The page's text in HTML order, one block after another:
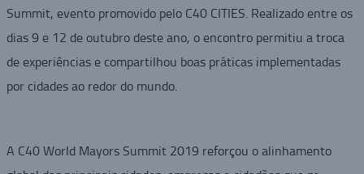
Summit, evento promovido pelo C40 CITIES. Realizado entre os
dias 9 e 12 de outubro deste ano, o encontro permitiu a troca
de experiências e compartilhou boas práticas implementadas
por cidades ao redor do mundo.
A C40 World Mayors Summit 2019 reforçou o alinhamento